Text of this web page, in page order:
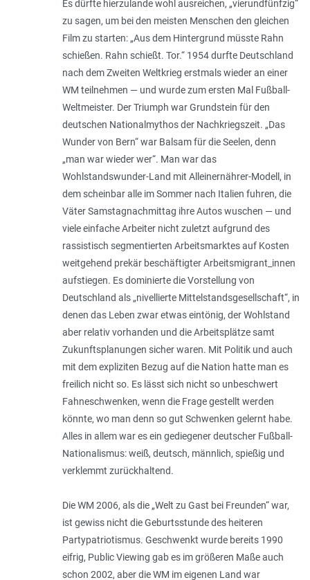
Es dürfte hierzulande wohl ausreichen, „vierundfünfzig“
zu sagen, um bei den meisten Menschen den gleichen
Film zu starten: „Aus dem Hintergrund müsste Rahn
schießen. Rahn schießt. Tor.“ 1954 durfte Deutschland
nach dem Zweiten Weltkrieg erstmals wieder an einer
WM teilnehmen — und wurde zum ersten Mal Fußball-
Weltmeister. Der Triumph war Grundstein für den
deutschen Nationalmythos der Nachkriegszeit. „Das
Wunder von Bern“ war Balsam für die Seelen, denn
„man war wieder wer“. Man war das
Wohlstandswunder-Land mit Alleinernährer-Modell, in
dem scheinbar alle im Sommer nach Italien fuhren, die
Väter Samstagnachmittag ihre Autos wuschen — und
viele einfache Arbeiter nicht zuletzt aufgrund des
rassistisch segmentierten Arbeitsmarktes auf Kosten
weitgehend prekär beschäftigter Arbeitsmigrant_innen
aufstiegen. Es dominierte die Vorstellung von
Deutschland als „nivellierte Mittelstandsgesellschaft“, in
denen das Leben zwar etwas eintönig, der Wohlstand
aber relativ vorhanden und die Arbeitsplätze samt
Zukunftsplanungen sicher waren. Mit Politik und auch
mit dem expliziten Bezug auf die Nation hatte man es
freilich nicht so. Es lässt sich nicht so unbeschwert
Fahneschwenken, wenn die Frage gestellt werden
könnte, wo man denn so gut Schwenken gelernt habe.
Alles in allem war es ein gediegener deutscher Fußball-
Nationalismus: weiß, deutsch, männlich, spießig und
verklemmt zurückhaltend.
Die WM 2006, als die „Welt zu Gast bei Freunden“ war,
ist gewiss nicht die Geburtsstunde des heiteren
Partypatriotismus. Geschwenkt wurde bereits 1990
eifrig, Public Viewing gab es im größeren Maße auch
schon 2002, aber die WM im eigenen Land war